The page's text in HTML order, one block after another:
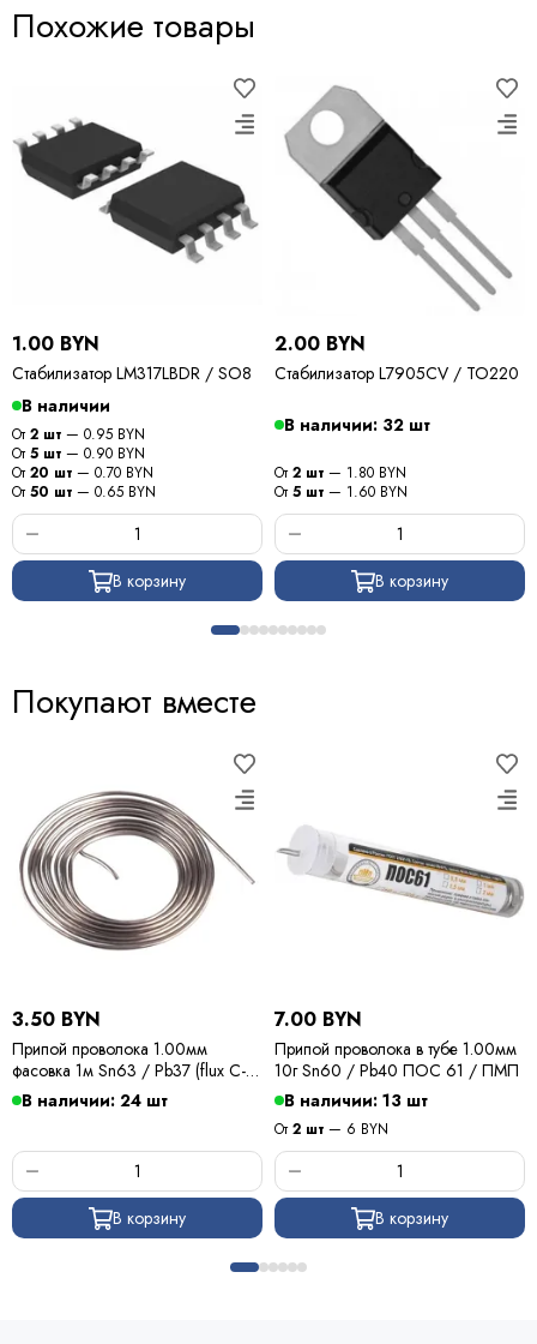
Похожие товары
1.00 BYN
Стабилизатор LM317LBDR / SO8
В наличии
От2 шт — 0.95 BYN
От5 шт — 0.90 BYN
От20 шт — 0.70 BYN
От50 шт — 0.65 BYN
В корзину
2.00 BYN
Стабилизатор L7905CV / TO220
В наличии: 32 шт
От2 шт — 1.80 BYN
От5 шт — 1.60 BYN
В корзину
Покупают вместе
3.50 BYN
Припой проволока 1.00мм
фасовка 1м Sn63 / Pb37 (flux C-6)
ПОС 63 / Kewei
В наличии: 24 шт
В корзину
7.00 BYN
Припой проволока в тубе 1.00мм
10г Sn60 / Pb40 ПОС 61 / ПМП
В наличии: 13 шт
От2 шт — 6 BYN
В корзину